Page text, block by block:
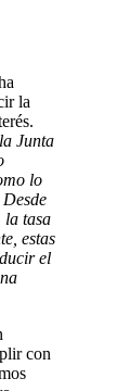
la
Junta
lo
la tasa
estas
el
con